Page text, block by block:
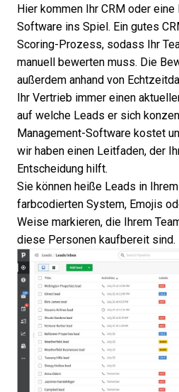
Hier kommen Ihr CRM oder eine
Software ins Spiel. Ein gutes
Scoring-Prozess, sodass Ihr
manuell bewerten muss. Die
außerdem anhand von
Ihr Vertrieb immer einen
auf welche Leads er sich
Management-Software kostet
wir haben einen Leitfaden, der
Entscheidung hilft.
Sie können heiße Leads in
farbcodierten System, Emojis
Weise markieren, die Ihrem
diese Personen kaufbereit sind.